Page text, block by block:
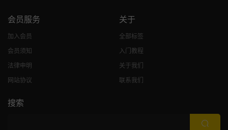
会员服务
加入会员
会员须知
法律申明
网站协议
关于
全部标签
入门教程
关于我们
联系我们
搜索